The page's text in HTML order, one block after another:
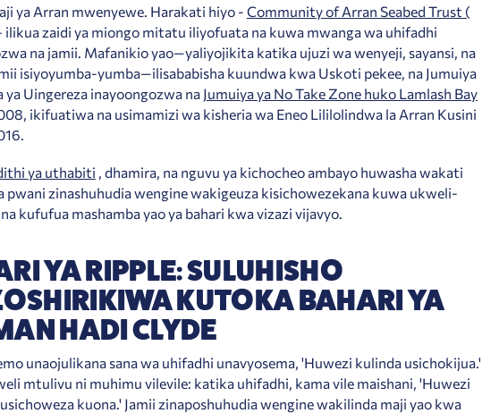
ya Arran mwenyewe. Harakati hiyo - Community of Arran Seabed Trust (
ilikua zaidi ya miongo mitatu iliyofuata na kuwa mwanga wa uhifadhi
na jamii. Mafanikio yao—yaliyojikita katika ujuzi wa wenyeji, sayansi, na
isiyoyumba-yumba—ilisababisha kuundwa kwa Uskoti pekee, na Jumuiya
ya Uingereza inayoongozwa na Jumuiya ya No Take Zone huko Lamlash Bay
ikifuatiwa na usimamizi wa kisheria wa Eneo Lililolindwa la Arran Kusini
ya uthabiti , dhamira, na nguvu ya kichocheo ambayo huwasha wakati
pwani zinashuhudia wengine wakigeuza kisichowezekana kuwa ukweli-
kufufua mashamba yao ya bahari kwa vizazi vijavyo.
YA RIPPLE: SULUHISHO
KUTOKA BAHARI YA
HADI CLYDE
unaojulikana sana wa uhifadhi unavyosema, 'Huwezi kulinda usichokijua.'
mtulivu ni muhimu vilevile: katika uhifadhi, kama vile maishani, 'Huwezi
kuona.' Jamii zinaposhuhudia wengine wakilinda maji yao kwa